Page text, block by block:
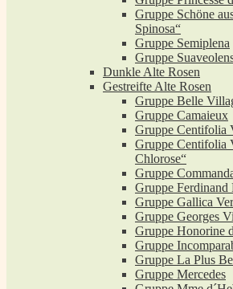
Gruppe Schöne
Spinosa“
Gruppe Semiplena
Gruppe
Dunkle Alte Rosen
Gestreifte Alte Rosen
Gruppe Belle
Gruppe Camaieux
Gruppe Centifolia
Gruppe Centifolia
Chlorose“
Gruppe
Gruppe Ferdinand
Gruppe Gallica
Gruppe Georges
Gruppe Honorine
Gruppe
Gruppe La Plus
Gruppe Mercedes